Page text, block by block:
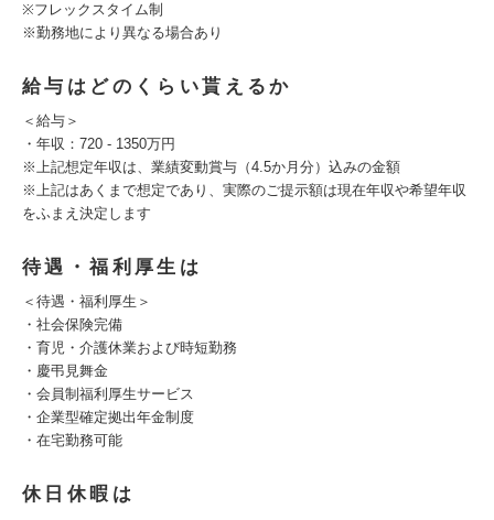
※フレックスタイム制
※勤務地により異なる場合あり
給与はどのくらい貰えるか
＜給与＞
・年収：720 - 1350万円
※上記想定年収は、業績変動賞与（4.5か月分）込みの金額
※上記はあくまで想定であり、実際のご提示額は現在年収や希望年収
をふまえ決定します
待遇・福利厚生は
＜待遇・福利厚生＞
・社会保険完備
・育児・介護休業および時短勤務
・慶弔見舞金
・会員制福利厚生サービス
・企業型確定拠出年金制度
・在宅勤務可能
休日休暇は